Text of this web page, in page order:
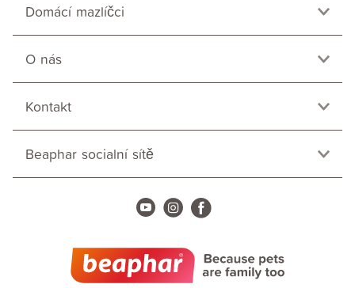
Domácí mazlíčci
O nás
Kontakt
Beaphar socialní sítě